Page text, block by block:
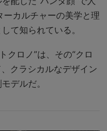
カルチャーの美学と理
て知られている。
クロノ”は、その“クロ
クラシカルなデザイン
デルだ。